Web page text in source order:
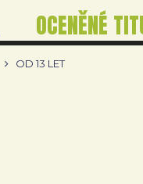
OCENĚNÉ
OD 13 LET